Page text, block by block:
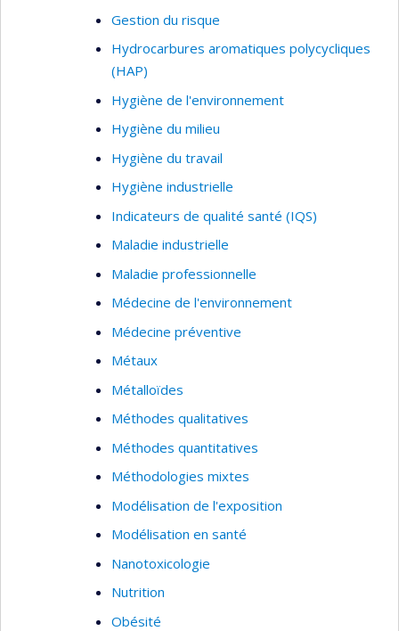
Gestion du risque
Hydrocarbures aromatiques polycycliques
(HAP)
Hygiène de l'environnement
Hygiène du milieu
Hygiène du travail
Hygiène industrielle
Indicateurs de qualité santé (IQS)
Maladie industrielle
Maladie professionnelle
Médecine de l'environnement
Médecine préventive
Métaux
Métalloïdes
Méthodes qualitatives
Méthodes quantitatives
Méthodologies mixtes
Modélisation de l'exposition
Modélisation en santé
Nanotoxicologie
Nutrition
Obésité